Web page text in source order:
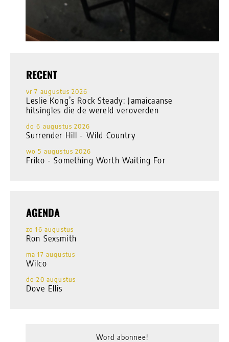
RECENT
vr 7 augustus 2026
Leslie Kong’s Rock Steady: Jamaicaanse
hitsingles die de wereld veroverden
do 6 augustus 2026
Surrender Hill - Wild Country
wo 5 augustus 2026
Friko - Something Worth Waiting For
AGENDA
zo 16 augustus
Ron Sexsmith
ma 17 augustus
Wilco
do 20 augustus
Dove Ellis
Word abonnee!